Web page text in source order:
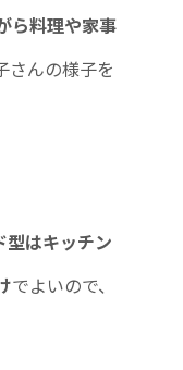
ら料理や家事
さんの様子を
型はキッチン
でよいので、